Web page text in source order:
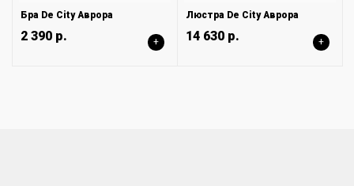
Бра De City Аврора
2 390 р. +
Люстра De City Аврора
14 630 р. +